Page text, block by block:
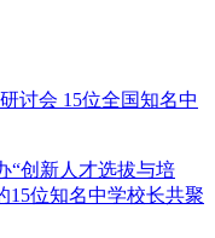
讨会 15位全国知名中
“创新人才选拔与培
15位知名中学校长共聚